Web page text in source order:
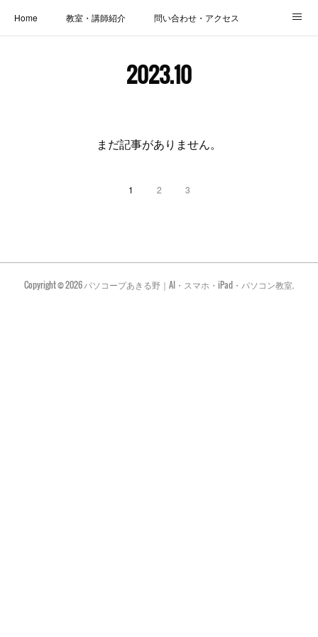
Home 教室・講師紹介 問い合わせ・アクセス
お役立ちブログ | スマホ・パソコン
2023.10
まだ記事がありません。
1 2 3
Copyright ©2026パソコープあきる野｜AI・スマホ・iPad・パソコン教室.